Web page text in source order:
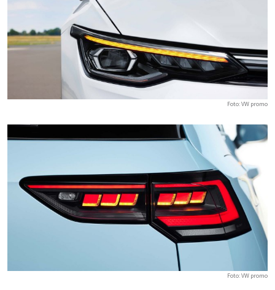
Foto: VW promo
Foto: VW promo